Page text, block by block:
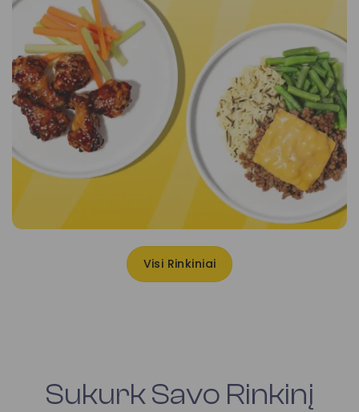
Visi Rinkiniai
Sukurk Savo Rinkinį